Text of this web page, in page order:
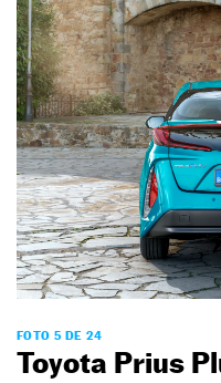
FOTO 5 DE 24
Toyota Prius